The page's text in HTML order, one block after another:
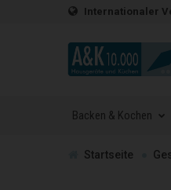
Zum Inhalt springen
Internationaler
Backen & Kochen
Zur
Startseite